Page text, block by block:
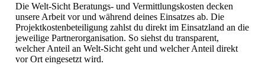
Die Welt-Sicht Beratungs- und Vermittlungskosten decken
unsere Arbeit vor und während deines Einsatzes ab. Die
Projektkostenbeteiligung zahlst du direkt im Einsatzland an die
jeweilige Partnerorganisation. So siehst du transparent,
welcher Anteil an Welt-Sicht geht und welcher Anteil direkt
vor Ort eingesetzt wird.